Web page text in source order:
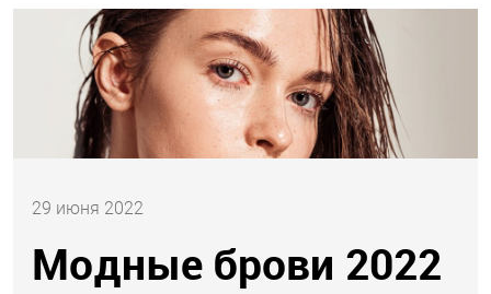
29 июня 2022
Модные брови 2022